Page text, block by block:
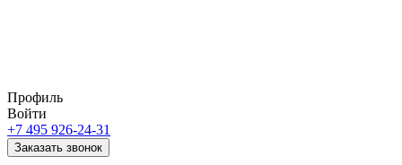
Профиль
Войти
+7 495 926-24-31
Заказать звонок